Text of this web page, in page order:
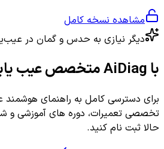
مشاهده نسخه کامل
دیگر نیازی به حدس و گمان در
با AiDiag متخصص عیب یابی خودرو شوید
برای دسترسی کامل به راهنمای هوشمند
تخصصی تعمیرات، دوره های آموزشی و
حالا ثبت نام کنید.